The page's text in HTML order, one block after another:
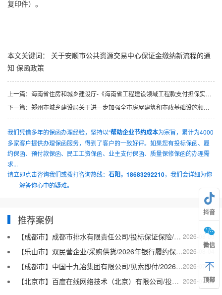
复印件）。
本文关键词： 关于安顺市公共资源交易中心保证金缴纳新流程的通
知 保函政策
上一篇： 海南省住房和城乡建设厅-《海南省工程建设领域工程款支付担保实施办法（征求意见稿）》意见的函
下一篇： 郑州市城乡建设局关于进一步加强全市房屋建筑和市政基础设施领域工程款支付担保管理工作的通知
我们凭借多年的保函办理经验，坚持以“帮助企业节约成本为宗旨，累计为4000
多家客户提供办理保函服务，得到了客户的一致好评。如果您有投标保函、履
约保函、预付款保函、民工工资保函、业主支付保函、质量保修保函的办理需
求...
请立即点击咨询我们或拨打咨询热线： 石阳，18683292210，我们会详细为你
一一解答你心中的疑难。
推荐案例
2026-08-06
【成都市】成都市排水有限责任公司/投标保证保险/2026银行投标保函十三
2026-08-04
【乐山市】双民营企业/采购供货/2026年银行履约保函四十二
2026-07-24
【成都市】中国十九冶集团有限公司/见索即付/2026年银行履约保函四十一
2026-07-23
【北京市】百度在线网络技术（北京）有限公司/投标保函/2026银行投标保函十二
抖音
微信
顶部